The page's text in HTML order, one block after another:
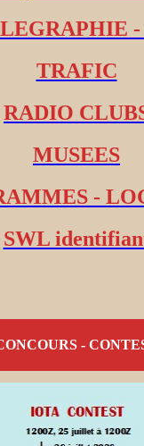
-
TRAFIC
RADIO
MUSEES
-
SWL
-